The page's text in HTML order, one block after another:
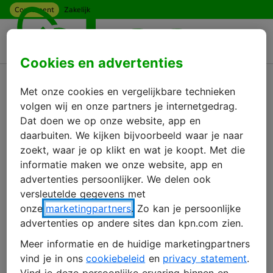
Ga naar hoofdinhoud
Consument Zakelijk
Wachtwoord vergeten
Dat overkomt de beste. Vul je e-mailadres
in, dan krijg je een mail om ‘n nieuw
wachtwoord aan te maken.
E-mailadres
Cookies en advertenties
Met onze cookies en vergelijkbare technieken
volgen wij en onze partners je internetgedrag.
Dat doen we op onze website, app en
daarbuiten. We kijken bijvoorbeeld waar je naar
zoekt, waar je op klikt en wat je koopt. Met die
informatie maken we onze website, app en
advertenties persoonlijker. We delen ook
versleutelde gegevens met
onze marketingpartners. Zo kan je persoonlijke
advertenties op andere sites dan kpn.com zien.
Meer informatie en de huidige marketingpartners
vind je in ons cookiebeleid en privacy statement.